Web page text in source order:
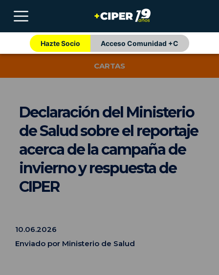
Hazte Socio Acceso Comunidad +C
CARTAS
Declaración del Ministerio
de Salud sobre el reportaje
acerca de la campaña de
invierno y respuesta de
CIPER
10.06.2026
Enviado por Ministerio de Salud